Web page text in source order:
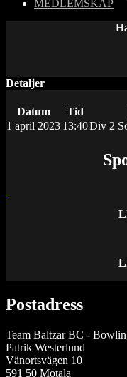
MEDLEMSKAP
Detaljer
Datum Tid
1 april 2023 13:40Div 2
Postadress
Team Baltzar BC -
Patrik Westerlund
Vänortsvägen 10
591 50 Motala